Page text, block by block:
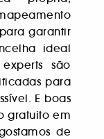
garantir
ideal
são
para
E boas
gratuito em
de